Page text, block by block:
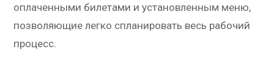
оплаченными билетами и установленным меню,
позволяющие легко спланировать весь рабочий
процесс.